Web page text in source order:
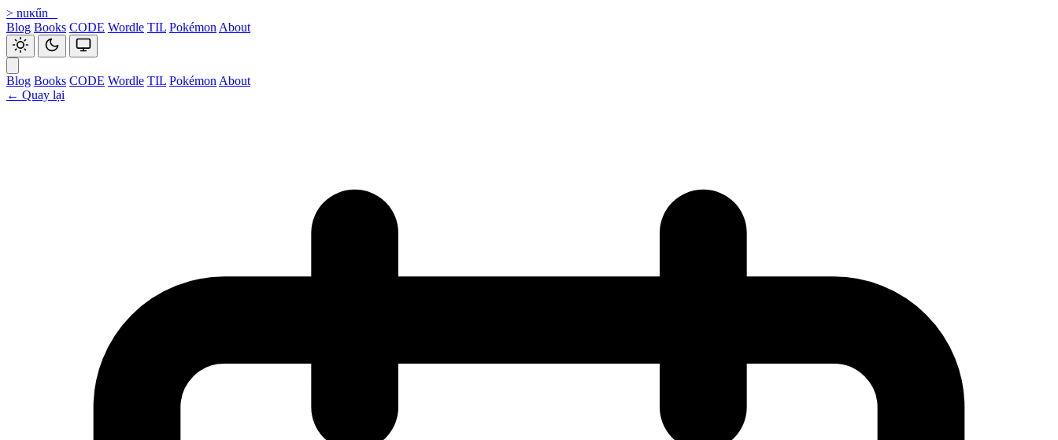
> nuκűn
Blog Books CODE Wordle TIL Pokémon About
Blog Books CODE Wordle TIL Pokémon About
← Quay lại